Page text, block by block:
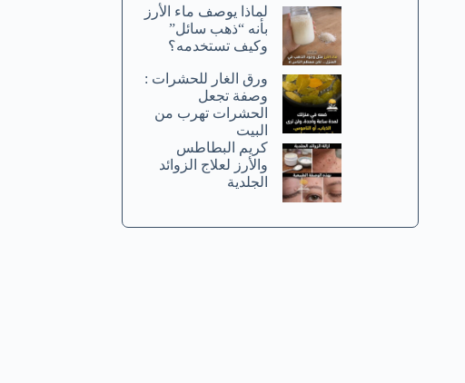
لماذا يوصف ماء الأرز
بأنه “ذهب سائل”
وكيف تستخدمه؟
ورق الغار للحشرات :
وصفة تجعل
الحشرات تهرب من
البيت
كريم البطاطس
والأرز لعلاج الزوائد
الجلدية